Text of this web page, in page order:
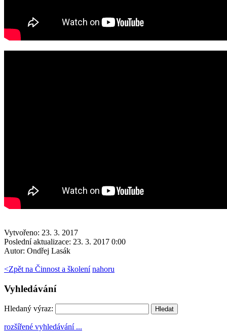
Vytvořeno: 23. 3. 2017
Poslední aktualizace: 23. 3. 2017 0:00
Autor: Ondřej Lasák
<Zpět na Činnost a školení nahoru
Vyhledávání
Hledaný výraz:
rozšířené vyhledávání ...